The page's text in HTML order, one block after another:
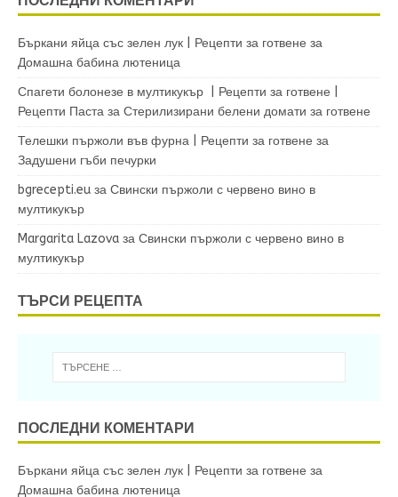
Бъркани яйца със зелен лук | Рецепти за готвене за
Домашна бабина лютеница
Спагети болонезе в мултикукър | Рецепти за готвене |
Рецепти Паста за Стерилизирани белени домати за готвене
Телешки пържоли във фурна | Рецепти за готвене за
Задушени гъби печурки
bgrecepti.eu за Свински пържоли с червено вино в
мултикукър
Margarita Lazova за Свински пържоли с червено вино в
мултикукър
ТЪРСИ РЕЦЕПТА
ПОСЛЕДНИ КОМЕНТАРИ
Бъркани яйца със зелен лук | Рецепти за готвене за
Домашна бабина лютеница